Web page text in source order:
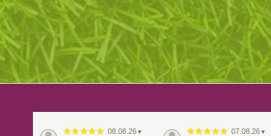
08.08.26 ▼ 07.08.26 ▼